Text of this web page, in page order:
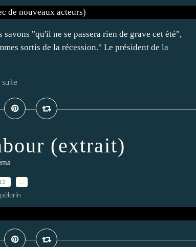
"qu'il ne se passera rien de grave cet été",
sortis de la récession." Le président de la
suite
(extrait)